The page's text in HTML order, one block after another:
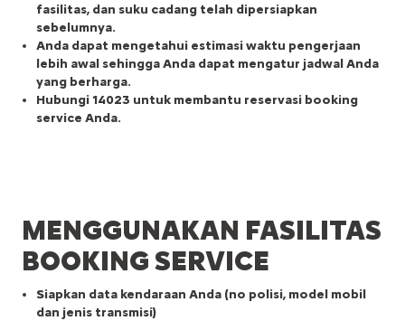
fasilitas, dan suku cadang telah dipersiapkan
sebelumnya.
Anda dapat mengetahui estimasi waktu pengerjaan
lebih awal sehingga Anda dapat mengatur jadwal Anda
yang berharga.
Hubungi 14023 untuk membantu reservasi booking
service Anda.
MENGGUNAKAN FASILITAS
BOOKING SERVICE
Siapkan data kendaraan Anda (no polisi, model mobil
dan jenis transmisi)